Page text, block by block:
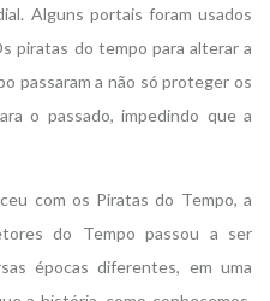
Alguns portais foram usados
piratas do tempo para alterar a
passaram a não só proteger os
o passado, impedindo que a
com os Piratas do Tempo, a
do Tempo passou a ser
épocas diferentes, em uma